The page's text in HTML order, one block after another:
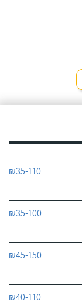
₪35-110
₪35-100
₪45-150
₪40-110